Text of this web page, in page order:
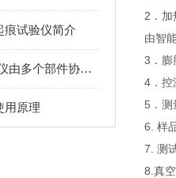
痕试验仪简介
bet比表面积测定仪由多个部件协同工作
用原理
2．加
由智
3．膨
4．控
5．测
6. 样
7. 测
8.真